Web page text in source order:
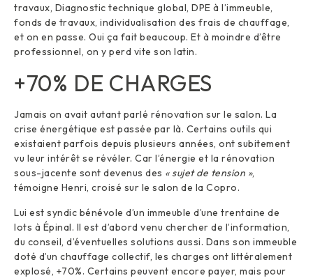
travaux, Diagnostic technique global, DPE à l’immeuble,
fonds de travaux, individualisation des frais de chauffage,
et on en passe. Oui ça fait beaucoup. Et à moindre d’être
professionnel, on y perd vite son latin.
+70% DE CHARGES
Jamais on avait autant parlé rénovation sur le salon. La
crise énergétique est passée par là. Certains outils qui
existaient parfois depuis plusieurs années, ont subitement
vu leur intérêt se révéler. Car l’énergie et la rénovation
sous-jacente sont devenus des « sujet de tension »,
témoigne Henri, croisé sur le salon de la Copro.
Lui est syndic bénévole d’un immeuble d’une trentaine de
lots à Épinal. Il est d’abord venu chercher de l’information,
du conseil, d’éventuelles solutions aussi. Dans son immeuble
doté d’un chauffage collectif, les charges ont littéralement
explosé, +70%. Certains peuvent encore payer, mais pour